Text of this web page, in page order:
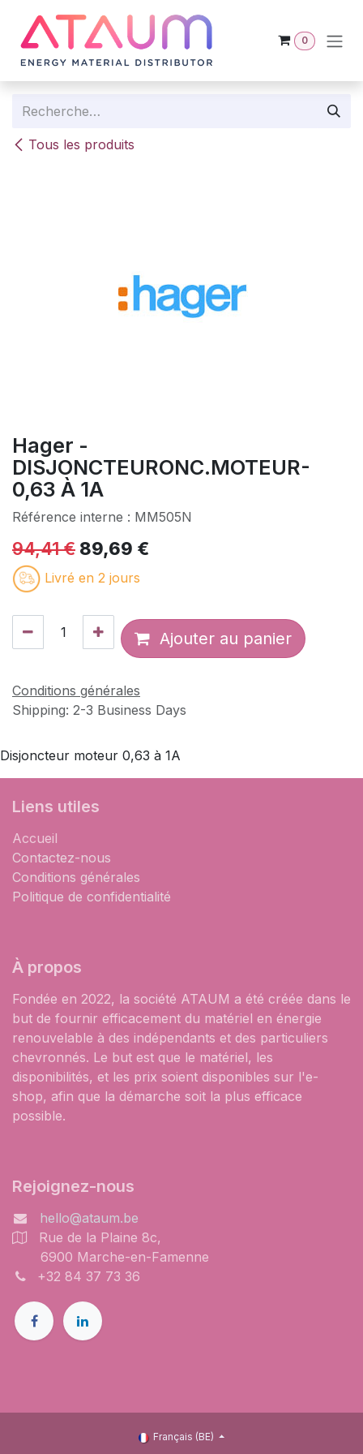
0
Tous les produits
Hager -
DISJONCTEURONC.MOTEUR-
0,63 À 1A
Référence interne : MM505N
94,41€ 89,69 €
Livré en 2 jours
Ajouter au panier
Conditions générales
Shipping: 2-3 Business Days
Disjoncteur moteur 0,63 à 1A
Liens utiles
Accueil
Contactez-nous
Conditions générales
Politique de confidentialité
À propos
Fondée en 2022, la société ATAUM a été créée dans le
but de fournir efficacement du matériel en énergie
renouvelable à des indépendants et des particuliers
chevronnés. Le but est que le matériel, les
disponibilités, et les prix soient disponibles sur l'e-
shop, afin que la démarche soit la plus efficace
possible.
Rejoignez-nous
hello@ataum.be
Rue de la Plaine 8c,
6900 Marche-en-Famenne
+32 84 37 73 36
Français (BE)